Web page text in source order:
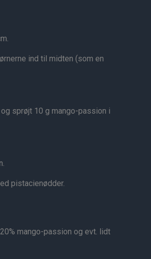
ind til midten (som en
sprøjt 10 g mango-passion i
pistacienødder.
mango-passion og evt. lidt